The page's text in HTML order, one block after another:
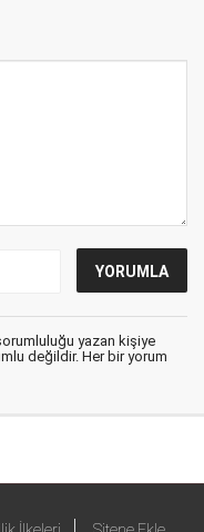
yazan kişiye
değildir. Her bir yorum